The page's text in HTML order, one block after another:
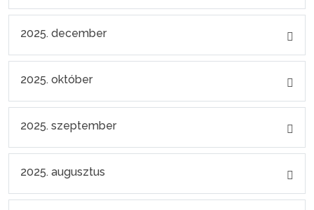
2025. december
2025. október
2025. szeptember
2025. augusztus